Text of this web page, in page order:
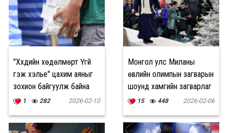
"Хүүхдийн хөдөлмөрт Үгүй
гэж хэлье" цахим аяныг
зохион байгуулж байна
1 282 2026-02-10
Монгол улс Миланы
өвлийн олимпын загварын
шоунд хамгийн загварлаг
хувцастай орнуудын
15 448 2026-02-06